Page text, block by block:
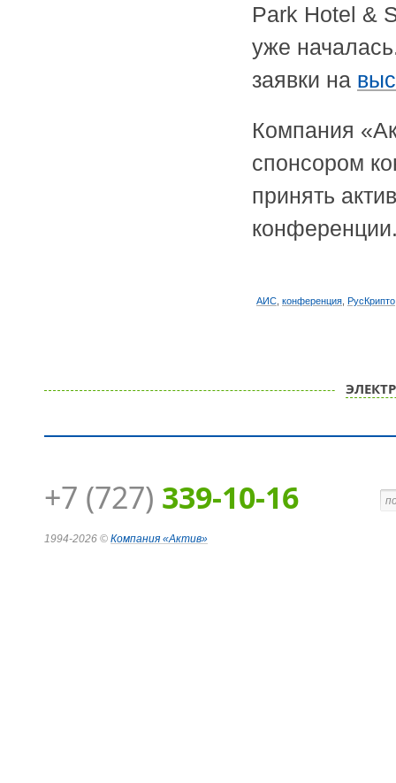
Park Hotel &
уже
заявки на
Компания
спонсором
принять
АИС конференция РусКрипто
+7 (727) 339-10-16
1994-2026 © Компания «Актив»